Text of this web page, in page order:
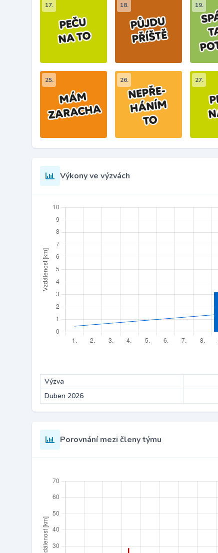
17. 18. 19.
25. 26. 27.
Výkony ve výzvách
Výzva
Duben 2026
Porovnání mezi členy týmu